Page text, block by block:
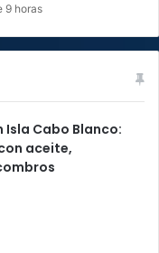
9 horas
Isla Cabo Blanco:
aceite,